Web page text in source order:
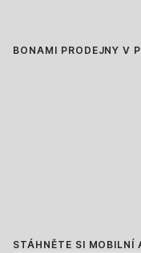
BONAMI PRODEJNY V
STÁHNĚTE SI MOBILNÍ